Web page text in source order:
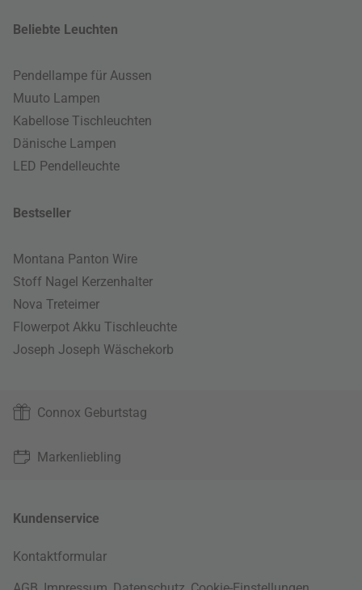
Beliebte Leuchten
Pendellampe für Aussen
Muuto Lampen
Kabellose Tischleuchten
Dänische Lampen
LED Pendelleuchte
Bestseller
Montana Panton Wire
Stoff Nagel Kerzenhalter
Nova Treteimer
Flowerpot Akku Tischleuchte
Joseph Joseph Wäschekorb
Connox Geburtstag
Markenliebling
Kundenservice
Kontaktformular